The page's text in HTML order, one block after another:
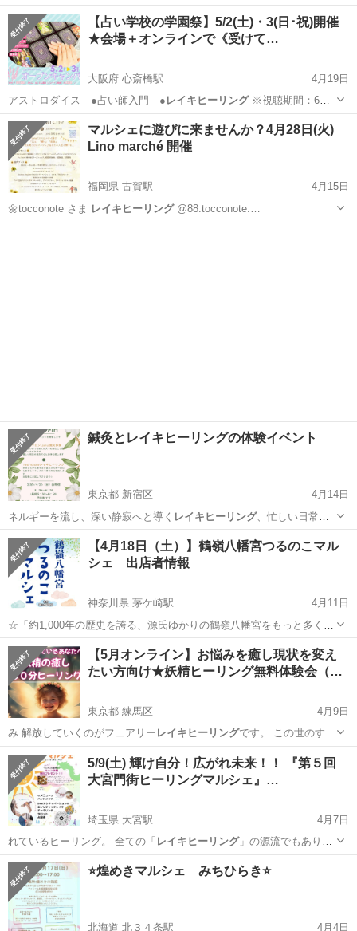
光氣功 7/…
埼玉 久喜市 久喜駅 その他 徒歩
【占い学校の学園祭】5/2(土)・3(日･祝)開催
★会場＋オンラインで《受けて…
大阪府 心斎橋駅
4月19日
アストロダイス ●占い師入門 ● レイキヒーリング※視聴期間：6月
末日まで…
大阪 大阪市 心斎橋駅 その他 会場
マルシェに遊びに来ませんか？4月28日(火)
Lino marché 開催
福岡県 古賀駅
4月15日
🌼tocconote さま レイキヒーリング@88.tocconote.…
鍼灸とレイキヒーリングの体験イベント
東京都 新宿区
4月14日
ネルギーを流し、深い静寂へと導く レイキヒーリング、忙しい日常を
忘れ、本来のあなた…
東京 新宿区 その他 レイキヒーリング
【4月18日（土）】鶴嶺八幡宮つるのこマル
シェ 出店者情報
神奈川県 茅ケ崎駅
4月11日
☆「約1,000年の歴史を誇る、源氏ゆかりの鶴嶺八幡宮をもっと多くの
人に知ってもらいたい」「鶴嶺地区の活性化に貢献したい」そんな思
いを実現するマルシェです。 ☆「号外ネット」「yahooニュース」に
つるのこマルシェの記...
神奈川 茅ヶ崎市 地域/お祭り 会場
【5月オンライン】お悩みを癒し現状を変え
たい方向け★妖精ヒーリング無料体験会（…
東京都 練馬区
4月9日
み 解放していくのがフェアリー レイキヒーリングです。 この世のすべ
て…
東京 練馬区 ワークショップ エネルギー
5/9(土) 輝け自分！広がれ未来！！ 『第５回
大宮門街ヒーリングマルシェ』…
埼玉県 大宮駅
4月7日
れているヒーリング。 全ての「 レイキヒーリング」の源流でもありま
す。 とても…
埼玉 さいたま市 大宮駅 ヒーリング
⭐️煌めきマルシェ みちひらき⭐️
北海道 北３４条駅 4月4日